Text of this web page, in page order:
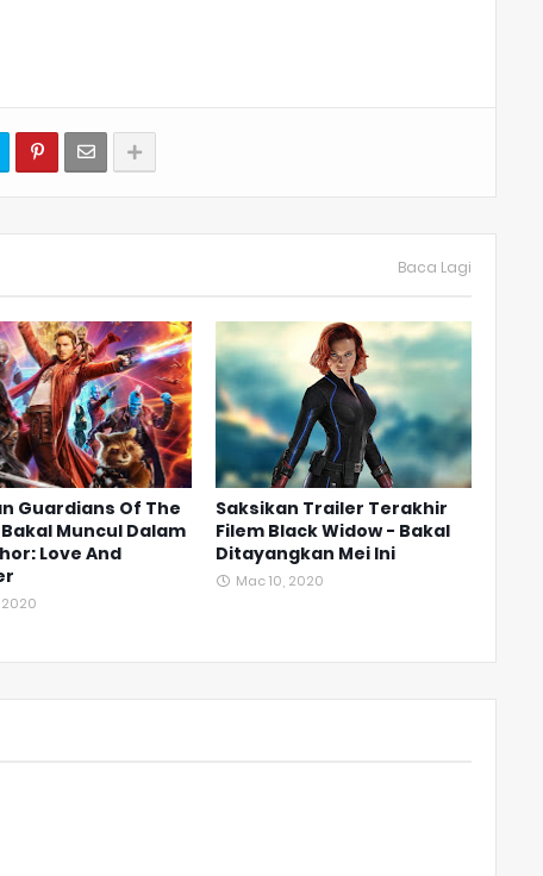
Baca Lagi
Guardians Of The
Muncul Dalam
Love And
2020
Saksikan Trailer Terakhir
Filem Black Widow - Bakal
Ditayangkan Mei Ini
Mac 10, 2020